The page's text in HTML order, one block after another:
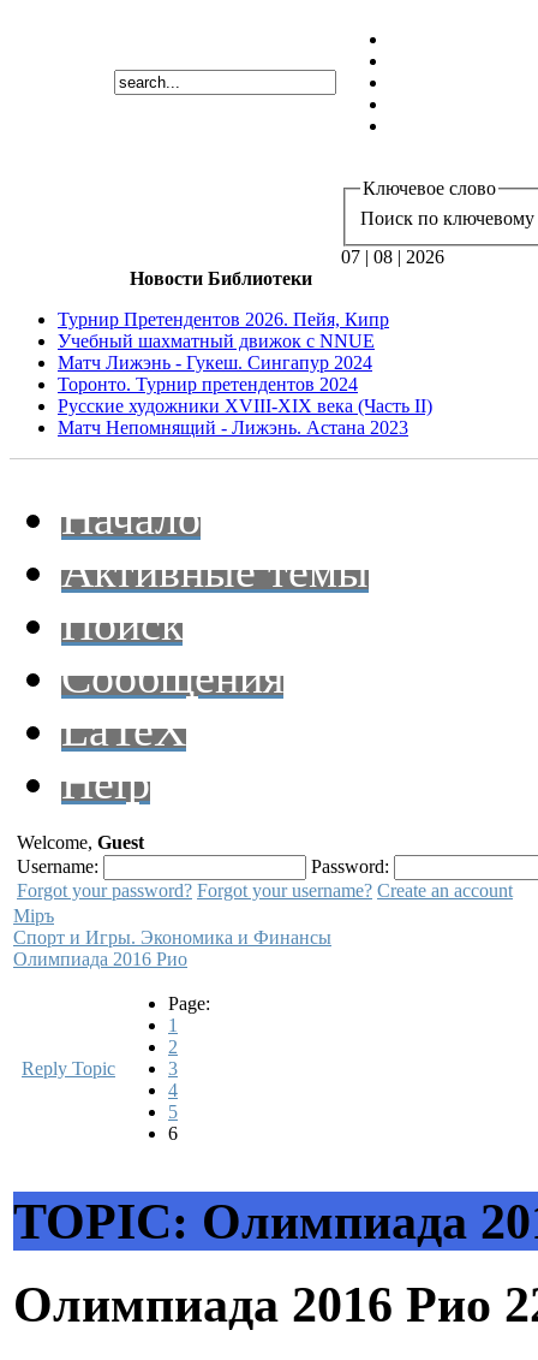
Ключевое слово
Поиск по ключевому
07 | 08 | 2026
Новости Библиотеки
Турнир Претендентов 2026. Пейя, Кипр
Учебный шахматный движок с NNUE
Матч Лижэнь - Гукеш. Сингапур 2024
Торонто. Турнир претендентов 2024
Русские художники XVIII-XIX века (Часть II)
Матч Непомнящий - Лижэнь. Астана 2023
Начало
Активные темы
Поиск
Сообщения
LaTeX
Help
Welcome, Guest
Username:
Password:
Forgot your password? Forgot your username? Create an account
Мiръ
Спорт и Игры. Экономика и Финансы
Олимпиада 2016 Рио
Reply Topic
Page:
1
2
3
4
5
6
TOPIC: Олимпиада
Олимпиада 2016 Рио